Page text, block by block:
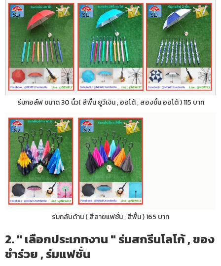
ร่มกอล์ฟ ขนาด 30 นื้ว( สีพื้น ยูวีเงิน , ออโต้ , สองชั้น ออโต้ ) 115 บาท
ร่มกลับด้าน ( สีลายแฟชั่น , สีพื้น ) 165 บาท
2. " เลือกประเภทงาน " ร่มสกรีนโลโก้ , ของ
ชำร่วย , ร่มแฟชั่น